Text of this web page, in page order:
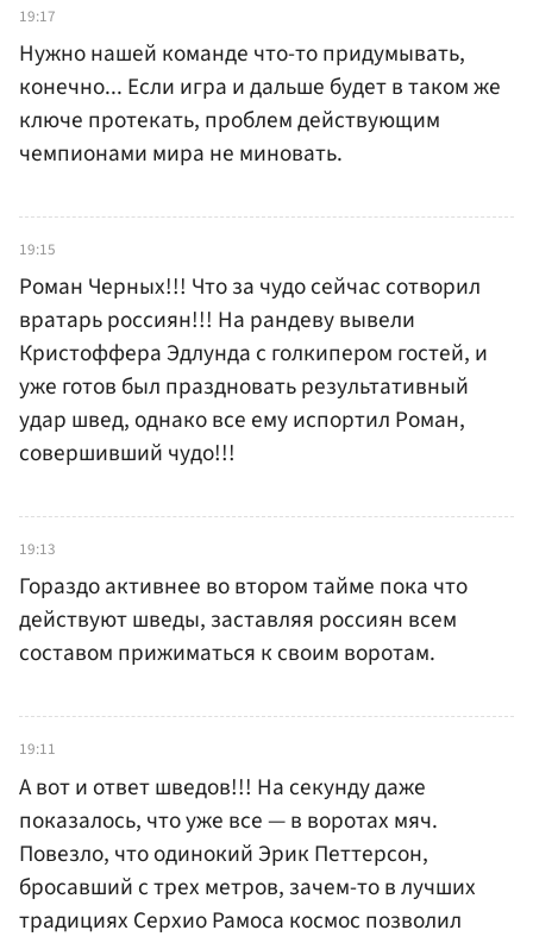
19:17
Нужно нашей команде что-то придумывать,
конечно... Если игра и дальше будет в таком же
ключе протекать, проблем действующим
чемпионами мира не миновать.
19:15
Роман Черных!!! Что за чудо сейчас сотворил
вратарь россиян!!! На рандеву вывели
Кристоффера Эдлунда с голкипером гостей, и
уже готов был праздновать результативный
удар швед, однако все ему испортил Роман,
совершивший чудо!!!
19:13
Гораздо активнее во втором тайме пока что
действуют шведы, заставляя россиян всем
составом прижиматься к своим воротам.
19:11
А вот и ответ шведов!!! На секунду даже
показалось, что уже все — в воротах мяч.
Повезло, что одинокий Эрик Петтерсон,
бросавший с трех метров, зачем-то в лучших
традициях Серхио Рамоса космос позволил